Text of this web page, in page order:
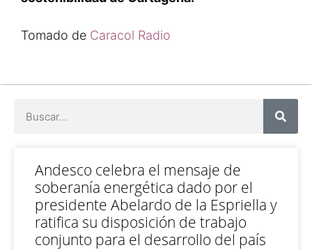
Tomado de Caracol Radio
Andesco celebra el mensaje de
soberanía energética dado por el
presidente Abelardo de la Espriella y
ratifica su disposición de trabajo
conjunto para el desarrollo del país